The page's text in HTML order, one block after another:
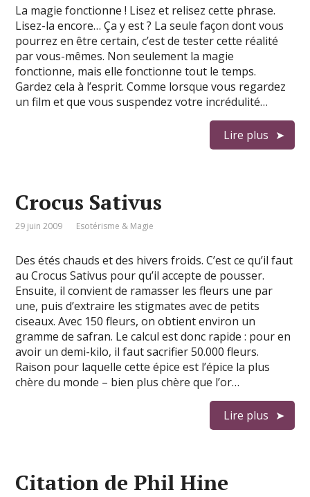
La magie fonctionne ! Lisez et relisez cette phrase.
Lisez-la encore… Ça y est ? La seule façon dont vous
pourrez en être certain, c’est de tester cette réalité
par vous-mêmes. Non seulement la magie
fonctionne, mais elle fonctionne tout le temps.
Gardez cela à l’esprit. Comme lorsque vous regardez
un film et que vous suspendez votre incrédulité…
Lire plus
Crocus Sativus
29 juin 2009 Esotérisme & Magie
Des étés chauds et des hivers froids. C’est ce qu’il faut
au Crocus Sativus pour qu’il accepte de pousser.
Ensuite, il convient de ramasser les fleurs une par
une, puis d’extraire les stigmates avec de petits
ciseaux. Avec 150 fleurs, on obtient environ un
gramme de safran. Le calcul est donc rapide : pour en
avoir un demi-kilo, il faut sacrifier 50.000 fleurs.
Raison pour laquelle cette épice est l’épice la plus
chère du monde – bien plus chère que l’or…
Lire plus
Citation de Phil Hine